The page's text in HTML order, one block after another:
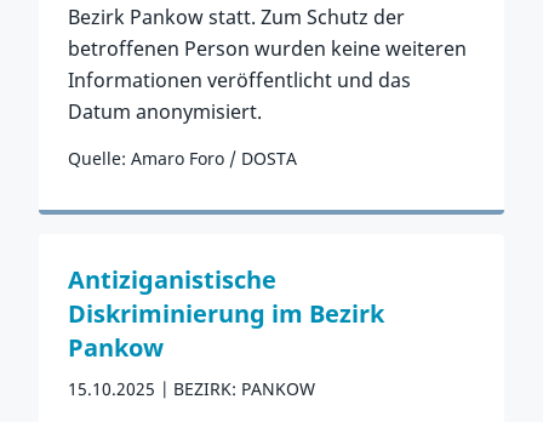
Bezirk Pankow statt. Zum Schutz der
betroffenen Person wurden keine weiteren
Informationen veröffentlicht und das
Datum anonymisiert.
Quelle: Amaro Foro / DOSTA
Zum Vorfall
Antiziganistische
Diskriminierung im Bezirk
Pankow
15.10.2025 BEZIRK: PANKOW